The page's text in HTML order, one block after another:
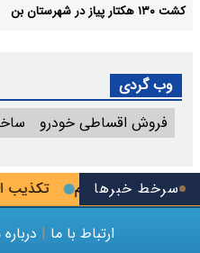
سرخط خبرها تکذیب به جاسوس تیم
کشت ۱۳۰ هکتار پیاز در شهرستان بن
وب گردی
فروش اقساطی خودرو
ارتباط با ما |